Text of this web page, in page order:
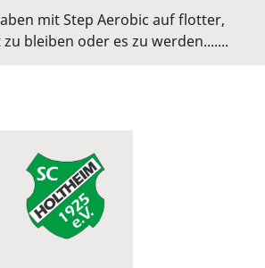
mit Step Aerobic auf flotter,
bleiben oder es zu werden.......